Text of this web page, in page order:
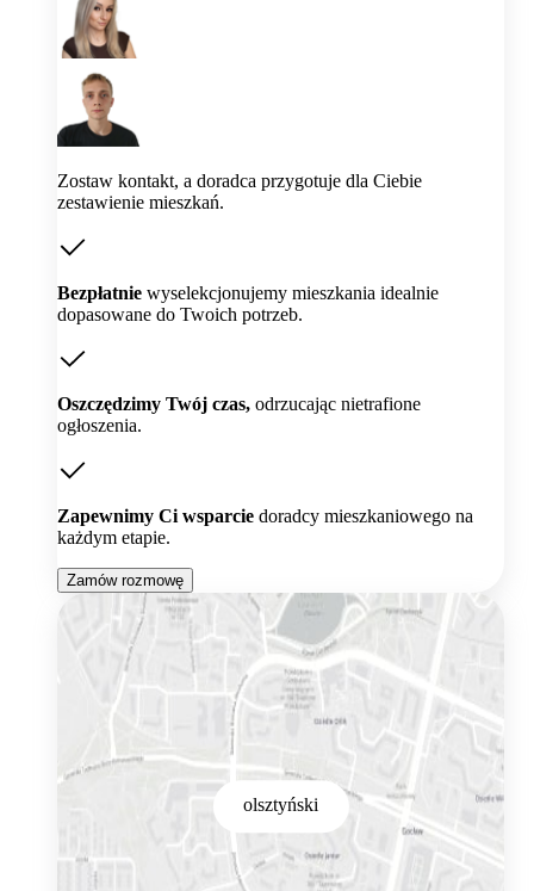
Zostaw kontakt, a doradca przygotuje dla Ciebie
zestawienie mieszkań.
Bezpłatnie wyselekcjonujemy mieszkania idealnie
dopasowane do Twoich potrzeb.
Oszczędzimy Twój czas, odrzucając nietrafione
ogłoszenia.
Zapewnimy Ci wsparcie doradcy mieszkaniowego na
każdym etapie.
Zamów rozmowę
olsztyński